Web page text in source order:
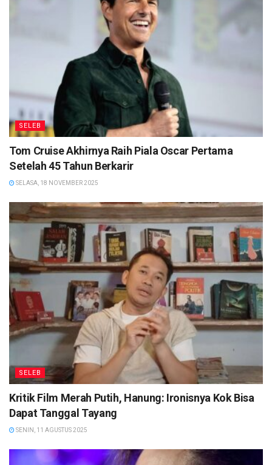
SELEB
Tom Cruise Akhirnya Raih Piala Oscar Pertama
Setelah 45 Tahun Berkarir
SELASA, 18 NOVEMBER 2025
SELEB
Kritik Film Merah Putih, Hanung: Ironisnya Kok Bisa
Dapat Tanggal Tayang
SENIN, 11 AGUSTUS 2025